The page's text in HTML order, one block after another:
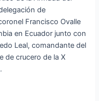
de
Francisco Ovalle
en Ecuador junto con
Leal, comandante del
de crucero de la X